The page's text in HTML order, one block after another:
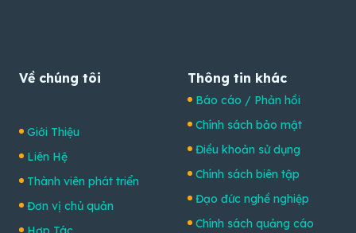
Về chúng tôi
Giới Thiệu
Liên Hệ
Thành viên phát triển
Đơn vị chủ quản
Thông tin khác
Báo cáo / Phản hồi
Chính sách bảo mật
Điều khoản sử dụng
Chính sách biên tập
Đạo đức nghề nghiệp
Chính sách quảng cáo